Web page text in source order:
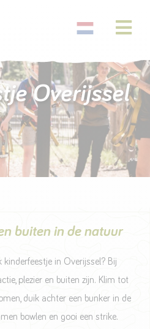
Overijssel
buiten in de natuur
kinderfeestje in Overijssel? Bij
plezier en buiten zijn. Klim tot
duik achter een bunker in de
bowlen en gooi een strike.